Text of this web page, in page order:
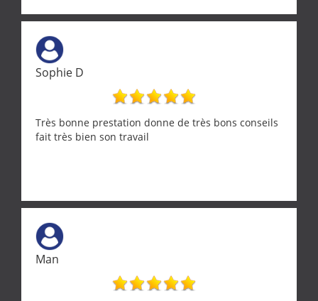
Une équipe sérieuse, réactive et compétente. C'est
vraiment rassurant de pouvoir compter sur des
artisans aussi professionnels. Merci encore !
Sophie D
Très bonne prestation donne de très bons conseils
fait très bien son travail
Man